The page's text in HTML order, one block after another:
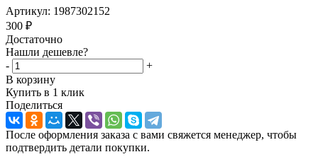
Артикул: 1987302152
300 ₽
Достаточно
Нашли дешевле?
-
+
В корзину
Купить в 1 клик
Поделиться
После оформления заказа с вами свяжется менеджер, чтобы
подтвердить детали покупки.